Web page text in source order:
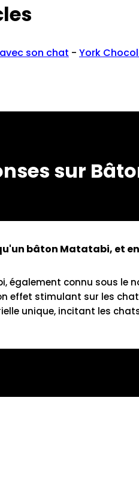
son chat - York
sur
bâton Matatabi, et
également connu sous le
effet stimulant sur les
unique, incitant les